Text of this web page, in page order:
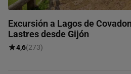
Excursión a Lagos de
Lastres desde Gijón
4,6(273)